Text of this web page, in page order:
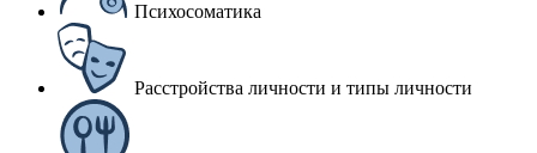
Психосоматика
Расстройства личности и типы личности